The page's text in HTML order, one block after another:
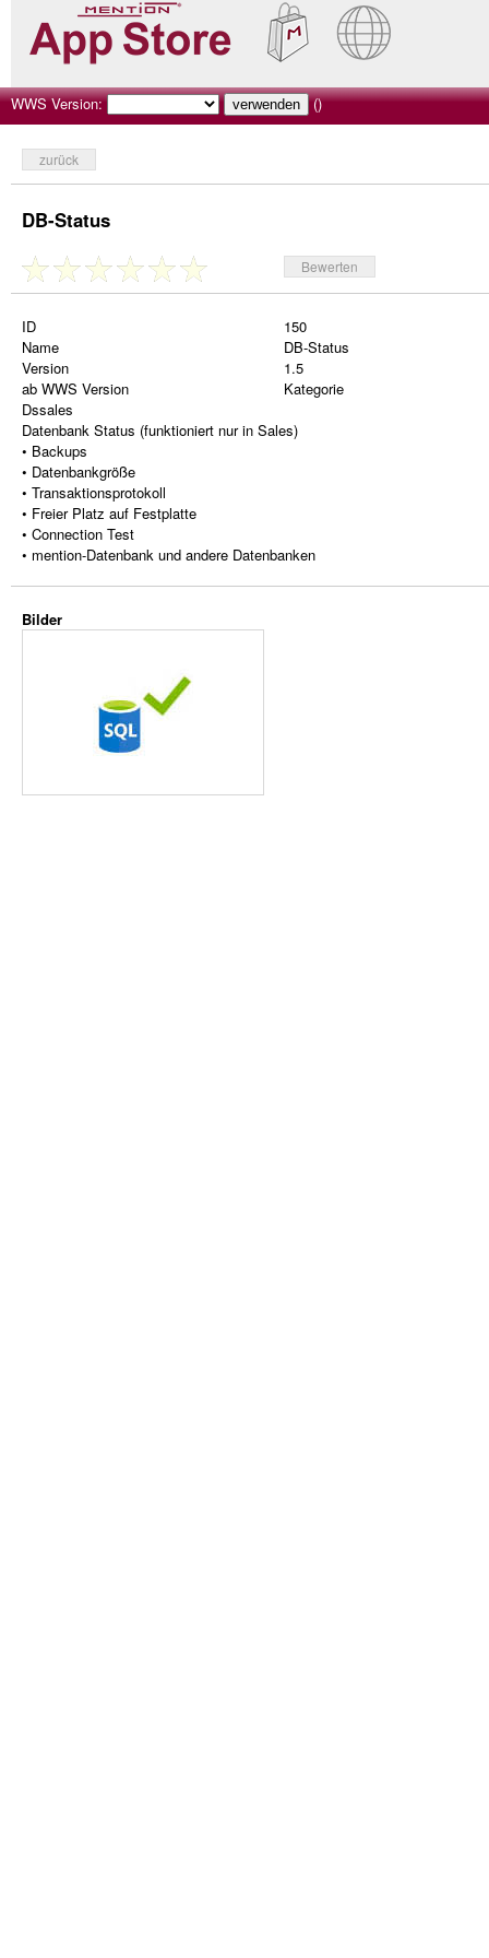
WWS Version: ()
zurück
DB-Status
Bewerten
ID
150
Name
DB-Status
Version
1.5
ab WWS Version
Kategorie
Dssales
Datenbank Status (funktioniert nur in Sales)
• Backups
• Datenbankgröße
• Transaktionsprotokoll
• Freier Platz auf Festplatte
• Connection Test
• mention-Datenbank und andere Datenbanken
Bilder